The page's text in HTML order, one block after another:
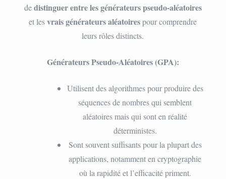
dedistinguer entre les générateurs pseudo-aléatoires
et lesvrais générateurs aléatoirespour comprendre
leurs rôles distincts.
Générateurs Pseudo-Aléatoires (GPA):
Utilisent des algorithmes pour produire des
séquences de nombres qui semblent
aléatoires mais qui sont en réalité
déterministes.
Sont souvent suffisants pour la plupart des
applications, notamment en cryptographie
où la rapidité et l’efficacité priment.